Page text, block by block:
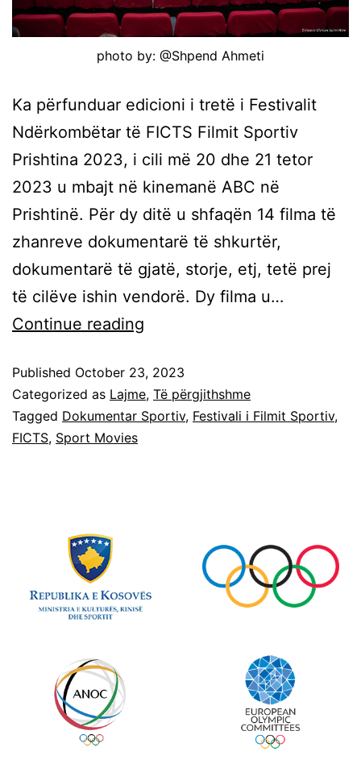
photo by: @Shpend Ahmeti
Ka përfunduar edicioni i tretë i Festivalit
Ndërkombëtar të FICTS Filmit Sportiv
Prishtina 2023, i cili më 20 dhe 21 tetor
2023 u mbajt në kinemanë ABC në
Prishtinë. Për dy ditë u shfaqën 14 filma të
zhanreve dokumentarë të shkurtër,
dokumentarë të gjatë, storje, etj, tetë prej
të cilëve ishin vendorë. Dy filma u…
Continue reading
Published October 23, 2023
Categorized as Lajme, Të përgjithshme
Tagged Dokumentar Sportiv, Festivali i Filmit Sportiv,
FICTS, Sport Movies